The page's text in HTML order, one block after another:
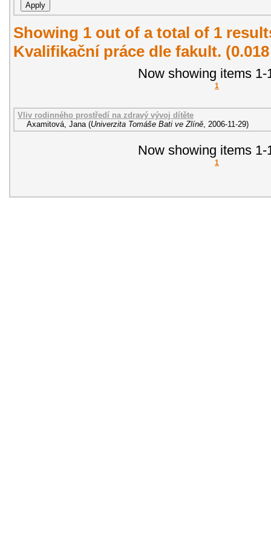
Showing 1 out of a total of 1
Kvalifikační práce dle fakult.
Now showing items 1-
1
Vliv rodinného prostředí na zdravý vývoj dítěte
Axamitová, Jana (Univerzita Tomáše Bati ve Zlíně 2006-11-29)
Now showing items 1-
1